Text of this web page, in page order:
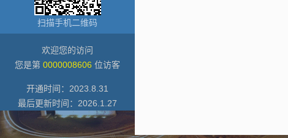
扫描手机二维码
欢迎您的访问
您是第 0000008606 位访客
开通时间： 2023 8 31
最后更新时间： 2026 1 27